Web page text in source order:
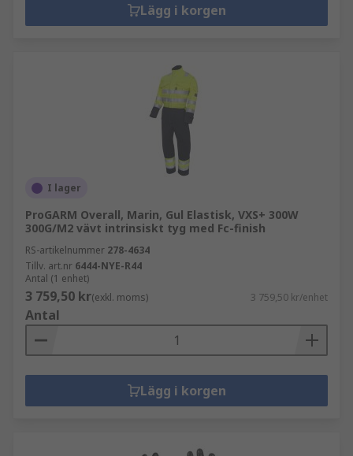
Lägg i korgen
I lager
ProGARM Overall, Marin, Gul Elastisk, VXS+ 300W
300G/M2 vävt intrinsiskt tyg med Fc-finish
RS-artikelnummer 278-4634
Tillv. art.nr 6444-NYE-R44
Antal (1 enhet)
3 759,50 kr(exkl. moms) 3 759,50 kr/enhet
Antal
Lägg i korgen